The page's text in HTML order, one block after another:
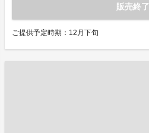
販売終了
ご提供予定時期：12月下旬